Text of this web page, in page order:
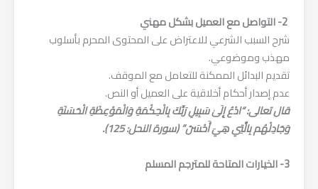
شرح السبب الشرعي للاعتراض على المحتوى المحرم بأسلوب
مهذب وموضوعي.
تقديم البدائل الممكنة للتعامل مع الموقف.
عدم إصدار أحكام أخلاقية على العميل أو النص.
قال تعالى: “ادْعُ إِلَىٰ سَبِيلِ رَبِّكَ بِالْحِكْمَةِ وَالْمَوْعِظَةِ الْحَسَنَةِ
وَجَادِلْهُم بِالَّتِي هِيَ أَحْسَنُ” (سورة النحل: 125).
3- الخيارات المتاحة للمترجم المسلم